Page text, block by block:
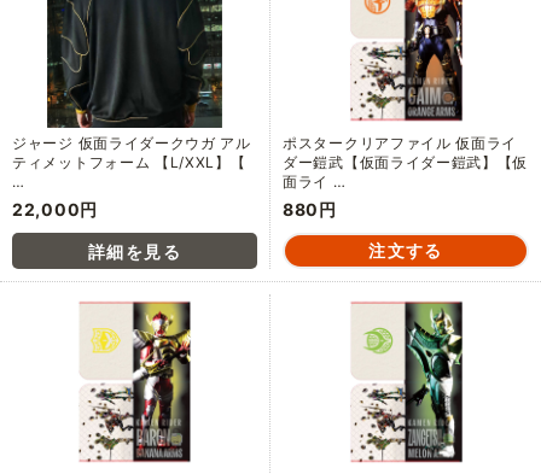
ジャージ 仮面ライダークウガ アル
ティメットフォーム 【L/XXL】【
…
22,000円
ポスタークリアファイル 仮面ライ
ダー鎧武【仮面ライダー鎧武】【仮
面ライ …
880円